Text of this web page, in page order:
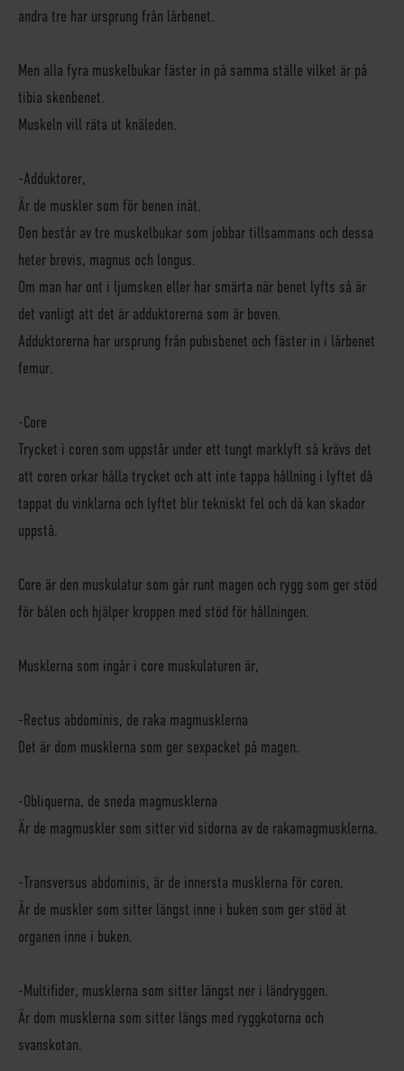
andra tre har ursprung från lårbenet.
Men alla fyra muskelbukar fäster in på samma ställe vilket är på
tibia skenbenet.
Muskeln vill räta ut knäleden.
-Adduktorer,
Är de muskler som för benen inåt.
Den består av tre muskelbukar som jobbar tillsammans och dessa
heter brevis, magnus och longus.
Om man har ont i ljumsken eller har smärta när benet lyfts så är
det vanligt att det är adduktorerna som är boven.
Adduktorerna har ursprung från pubisbenet och fäster in i lårbenet
femur.
-Core
Trycket i coren som uppstår under ett tungt marklyft så krävs det
att coren orkar hålla trycket och att inte tappa hållning i lyftet då
tappat du vinklarna och lyftet blir tekniskt fel och då kan skador
uppstå.
Core är den muskulatur som går runt magen och rygg som ger stöd
för bålen och hjälper kroppen med stöd för hållningen.
Musklerna som ingår i core muskulaturen är,
- Rectus abdominis, de raka magmusklerna
Det är dom musklerna som ger sexpacket på magen.
-Obliquerna, de sneda magmusklerna
Är de magmuskler som sitter vid sidorna av de rakamagmusklerna.
-Transversus abdominis, är de innersta musklerna för coren.
Är de muskler som sitter längst inne i buken som ger stöd åt
organen inne i buken.
- Multifider, musklerna som sitter längst ner i ländryggen.
Är dom musklerna som sitter längs med ryggkotorna och
svanskotan.